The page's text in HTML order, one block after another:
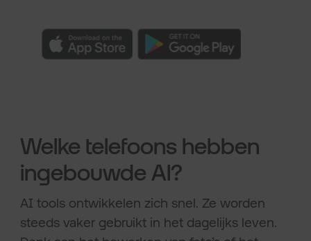
Welke telefoons hebben
ingebouwde AI?
AI tools ontwikkelen zich snel. Ze worden
steeds vaker gebruikt in het dagelijks leven.